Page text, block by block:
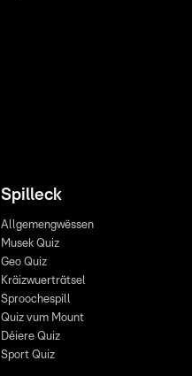
Spilleck
Allgemengwëssen
Musek Quiz
Geo Quiz
Kräizwuerträtsel
Sproochespill
Quiz vum Mount
Déiere Quiz
Sport Quiz